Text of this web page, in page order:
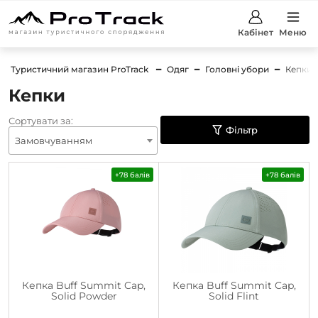
Кабінет Меню
Туристичний магазин ProTrack Одяг Головні убори Кепки
Кепки
Сортувати за:
Замовчуванням
Фільтр
+78 балів
Кепка Buff Summit Cap,
Solid Powder
+78 балів
Кепка Buff Summit Cap,
Solid Flint